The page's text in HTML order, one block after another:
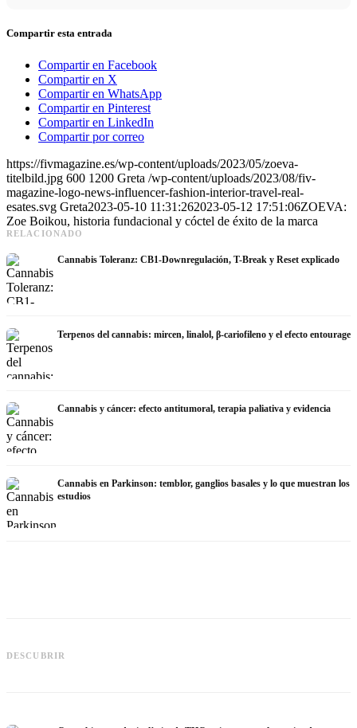
Compartir esta entrada
Compartir en Facebook
Compartir en X
Compartir en WhatsApp
Compartir en Pinterest
Compartir en LinkedIn
Compartir por correo
https://fivmagazine.es/wp-content/uploads/2023/05/zoeva-
titelbild.jpg 600 1200 Greta /wp-content/uploads/2023/08/fiv-
magazine-logo-news-influencer-fashion-interior-travel-real-
esates.svg Greta2023-05-10 11:31:262023-05-12 17:51:06ZOEVA:
Zoe Boikou, historia fundacional y cóctel de éxito de la marca
RELACIONADO
Cannabis Toleranz: CB1-Downregulación, T-Break y Reset explicado
Terpenos del cannabis: mircen, linalol, β-cariofileno y el efecto entourage
Cannabis y cáncer: efecto antitumoral, terapia paliativa y evidencia
Cannabis en Parkinson: temblor, ganglios basales y lo que muestran los
estudios
DESCUBRIR
estudios